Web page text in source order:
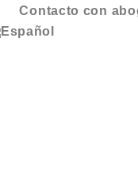
Contacto con